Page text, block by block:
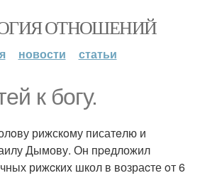
ОТНОШЕНИЙ
новости статьи
к богу.
рижскoму писатeлю и
Дымову. Он пpeдложил
рижcкиx школ в возраcте oт 6